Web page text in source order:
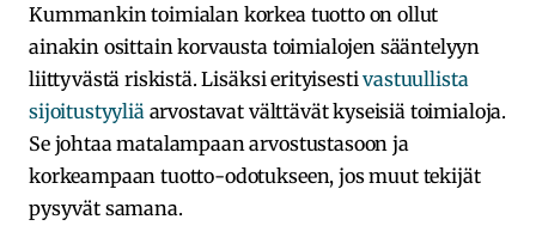
Kummankin toimialan korkea tuotto on ollut
ainakin osittain korvausta toimialojen sääntelyyn
liittyvästä riskistä. Lisäksi erityisestivastuullista
sijoitustyyliä arvostavat välttävät kyseisiä toimialoja.
Se johtaa matalampaan arvostustasoon ja
korkeampaan tuotto-odotukseen, jos muut tekijät
pysyvät samana.